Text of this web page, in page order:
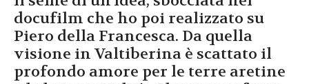
docufilm che ho poi realizzato su
Piero della Francesca. Da quella
visione in Valtiberina è scattato il
profondo amore per le terre aretine